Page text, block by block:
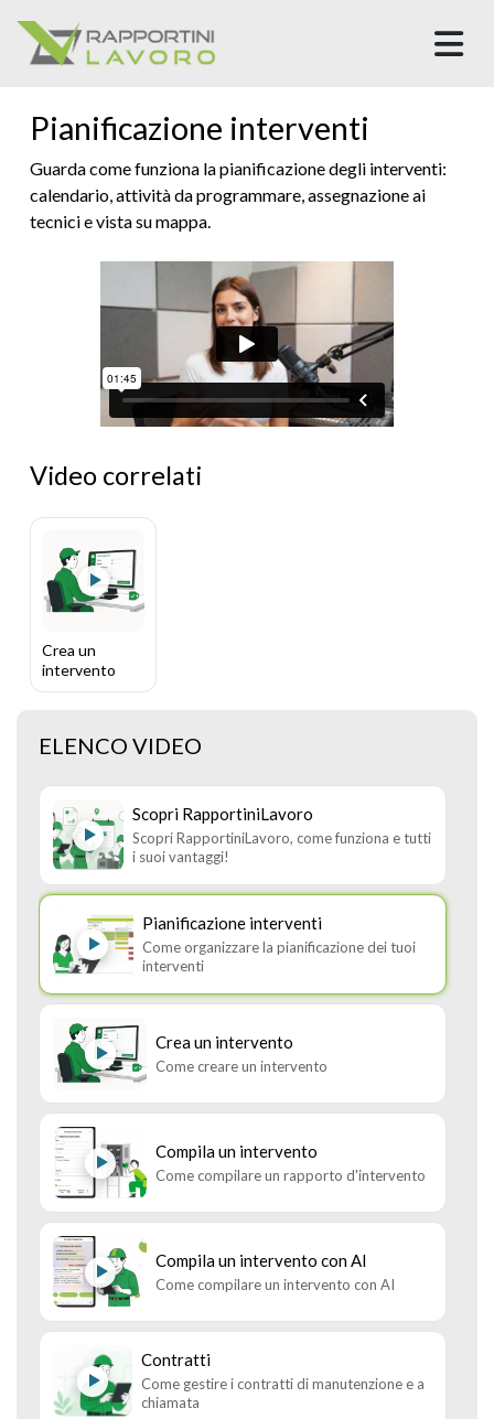
Pianificazione interventi
Guarda come funziona la pianificazione degli interventi:
calendario, attività da programmare, assegnazione ai
tecnici e vista su mappa.
Video correlati
Crea un
intervento
ELENCO VIDEO
Scopri RapportiniLavoro
Scopri RapportiniLavoro, come funziona e tutti
i suoi vantaggi!
Pianificazione interventi
Come organizzare la pianificazione dei tuoi
interventi
Crea un intervento
Come creare un intervento
Compila un intervento
Come compilare un rapporto d'intervento
Compila un intervento con AI
Come compilare un intervento con AI
Contratti
Come gestire i contratti di manutenzione e a
chiamata